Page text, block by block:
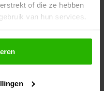
of die ze hebben
van hun services.
geef je Voordeeluitjes.nl
media en
te plaatsen.
.